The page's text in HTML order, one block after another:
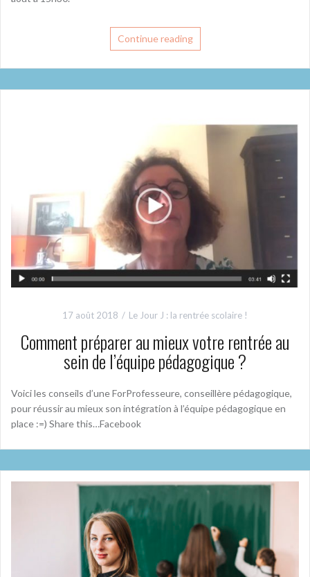
Continue reading
17 août 2018 Le Jour J : la rentrée scolaire !
Comment préparer au mieux votre rentrée au
sein de l’équipe pédagogique ?
Voici les conseils d’une ForProfesseure, conseillère pédagogique,
pour réussir au mieux son intégration à l’équipe pédagogique en
place :=) Share this…Facebook